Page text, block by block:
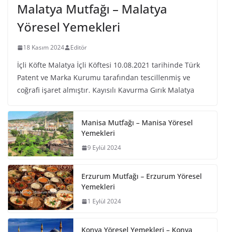
Malatya Mutfağı – Malatya
Yöresel Yemekleri
18 Kasım 2024 Editör
İçli Köfte Malatya İçli Köftesi 10.08.2021 tarihinde Türk
Patent ve Marka Kurumu tarafından tescillenmiş ve
coğrafi işaret almıştır. Kayısılı Kavurma Gırık Malatya
Manisa Mutfağı – Manisa Yöresel
Yemekleri
9 Eylül 2024
Erzurum Mutfağı – Erzurum Yöresel
Yemekleri
1 Eylül 2024
Konya Yöresel Yemekleri – Konya